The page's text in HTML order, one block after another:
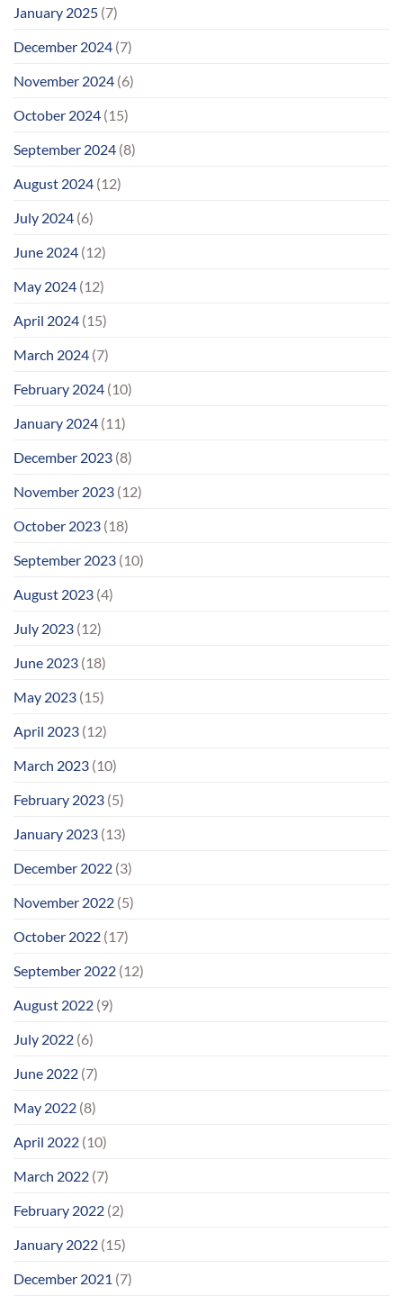
January 2025 (7)
December 2024 (7)
November 2024 (6)
October 2024 (15)
September 2024 (8)
August 2024 (12)
July 2024 (6)
June 2024 (12)
May 2024 (12)
April 2024 (15)
March 2024 (7)
February 2024 (10)
January 2024 (11)
December 2023 (8)
November 2023 (12)
October 2023 (18)
September 2023 (10)
August 2023 (4)
July 2023 (12)
June 2023 (18)
May 2023 (15)
April 2023 (12)
March 2023 (10)
February 2023 (5)
January 2023 (13)
December 2022 (3)
November 2022 (5)
October 2022 (17)
September 2022 (12)
August 2022 (9)
July 2022 (6)
June 2022 (7)
May 2022 (8)
April 2022 (10)
March 2022 (7)
February 2022 (2)
January 2022 (15)
December 2021 (7)